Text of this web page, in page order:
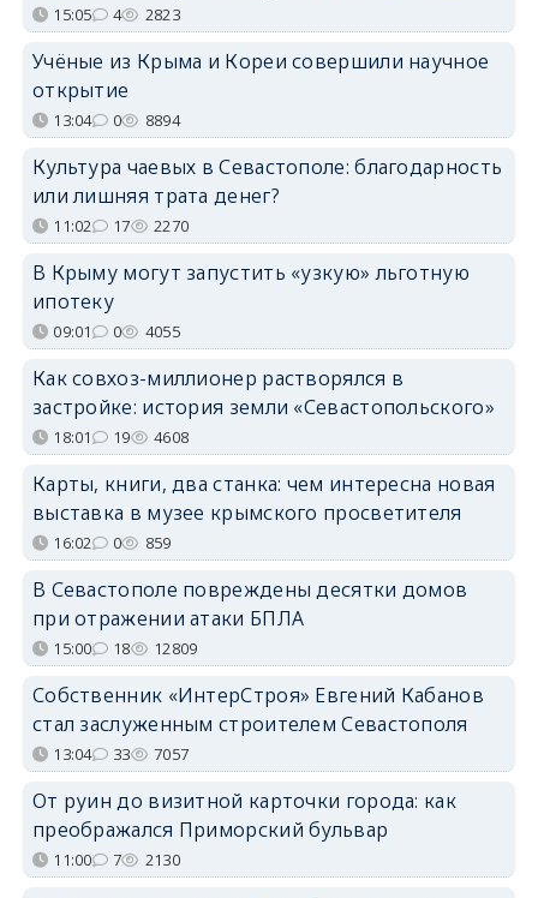
15:05 4 2823
Учёные из Крыма и Кореи совершили научное
открытие
13:04 0 8894
Культура чаевых в Севастополе: благодарность
или лишняя трата денег?
11:02 17 2270
В Крыму могут запустить «узкую» льготную
ипотеку
09:01 0 4055
Как совхоз-миллионер растворялся в
застройке: история земли «Севастопольского»
18:01 19 4608
Карты, книги, два станка: чем интересна новая
выставка в музее крымского просветителя
16:02 0 859
В Севастополе повреждены десятки домов
при отражении атаки БПЛА
15:00 18 12809
Собственник «ИнтерСтроя» Евгений Кабанов
стал заслуженным строителем Севастополя
13:04 33 7057
От руин до визитной карточки города: как
преображался Приморский бульвар
11:00 7 2130